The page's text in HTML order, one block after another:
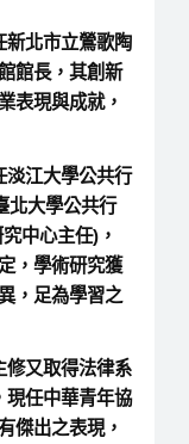
新北市立鶯歌陶
館長，其創新
表現與成就，
淡江大學公共行
北大學公共行
中心主任)，
，學術研究獲
，足為學習之
修又取得法律系
現任中華青年協
傑出之表現，